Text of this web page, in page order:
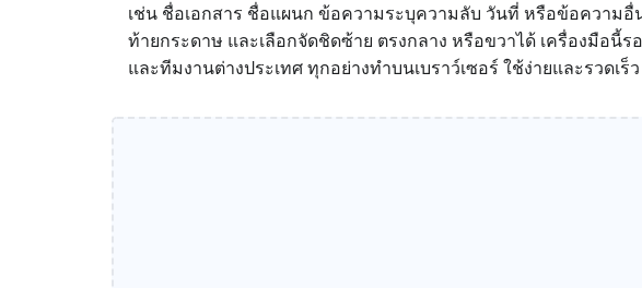
เช่น ชื่อเอกสาร ชื่อแผนก ข้อความระบุความลับ วันที่ หรือข้อความ
ท้ายกระดาษ และเลือกจัดชิดซ้าย ตรงกลาง หรือขวาได้ เครื่องมือนี้
และทีมงานต่างประเทศ ทุกอย่างทำบนเบราว์เซอร์ ใช้ง่ายและรวดเร็ว